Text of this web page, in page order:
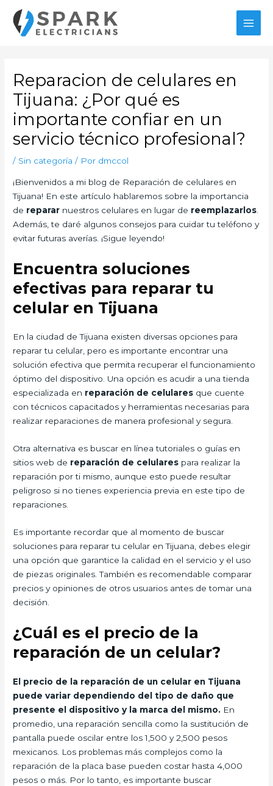
contenido
Reparacion de celulares en
Tijuana: ¿Por qué es
importante confiar en un
servicio técnico profesional?
/ Sin categoría / Por dmccol
¡Bienvenidos a mi blog de Reparación de celulares en
Tijuana! En este artículo hablaremos sobre la importancia
de reparar nuestros celulares en lugar de reemplazarlos
Además, te daré algunos consejos para cuidar tu teléfono y
evitar futuras averías. ¡Sigue leyendo!
Encuentra soluciones
efectivas para reparar tu
celular en Tijuana
En la ciudad de Tijuana existen diversas opciones para
reparar tu celular, pero es importante encontrar una
solución efectiva que permita recuperar el funcionamiento
óptimo del dispositivo. Una opción es acudir a una tienda
especializada en reparación de celulares que cuente
con técnicos capacitados y herramientas necesarias para
realizar reparaciones de manera profesional y segura.
Otra alternativa es buscar en línea tutoriales o guías en
sitios web de reparación de celulares para realizar la
reparación por ti mismo, aunque esto puede resultar
peligroso si no tienes experiencia previa en este tipo de
reparaciones.
Es importante recordar que al momento de buscar
soluciones para reparar tu celular en Tijuana, debes elegir
una opción que garantice la calidad en el servicio y el uso
de piezas originales. También es recomendable comparar
precios y opiniones de otros usuarios antes de tomar una
decisión.
¿Cuál es el precio de la
reparación de un celular?
El precio de la reparación de un celular en Tijuana
puede variar dependiendo del tipo de daño que
presente el dispositivo y la marca del mismo. En
promedio, una reparación sencilla como la sustitución de
pantalla puede oscilar entre los 1,500 y 2,500 pesos
mexicanos. Los problemas más complejos como la
reparación de la placa base pueden costar hasta 4,000
pesos o más. Por lo tanto, es importante buscar
entradas